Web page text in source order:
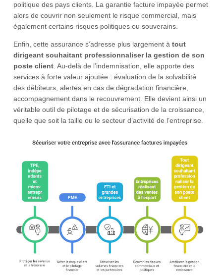
politique des pays clients. La garantie facture impayée permet
alors de couvrir non seulement le risque commercial, mais
également certains risques politiques ou souverains.
Enfin, cette assurance s’adresse plus largement à tout
dirigeant souhaitant professionnaliser la gestion de son
poste client. Au-delà de l’indemnisation, elle apporte des
services à forte valeur ajoutée : évaluation de la solvabilité
des débiteurs, alertes en cas de dégradation financière,
accompagnement dans le recouvrement. Elle devient ainsi un
véritable outil de pilotage et de sécurisation de la croissance,
quelle que soit la taille ou le secteur d’activité de l’entreprise.